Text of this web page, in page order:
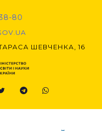
80
ТАРАСА ШЕВЧЕНКА, 16